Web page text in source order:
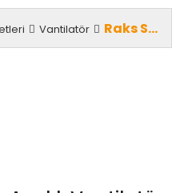
Vantilatör Raks SF 16 Extra Ayaklı Vantilatör